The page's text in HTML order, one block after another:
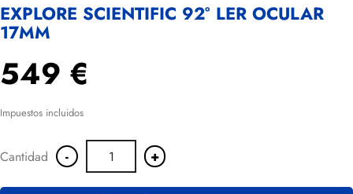
EXPLORE SCIENTIFIC 92° LER OCULAR
17MM
549 €
Impuestos incluidos
Cantidad - +